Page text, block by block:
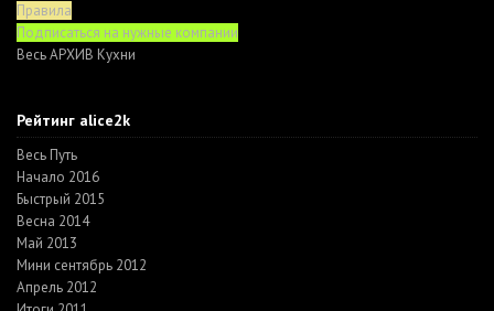
Правила
Подписаться на нужные компании
Весь АРХИВ Кухни
Рейтинг alice2k
Весь Путь
Начало 2016
Быстрый 2015
Весна 2014
Май 2013
Мини сентябрь 2012
Апрель 2012